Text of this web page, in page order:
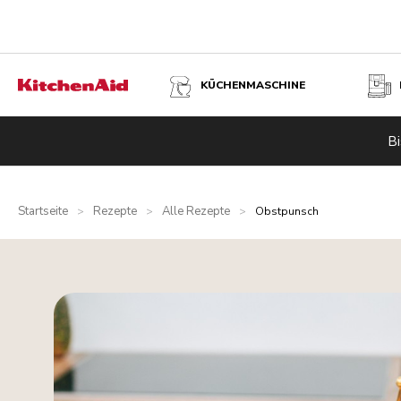
KÜCHENMASCHINE
Startseite > Rezepte > Alle Rezepte > Obstpunsch